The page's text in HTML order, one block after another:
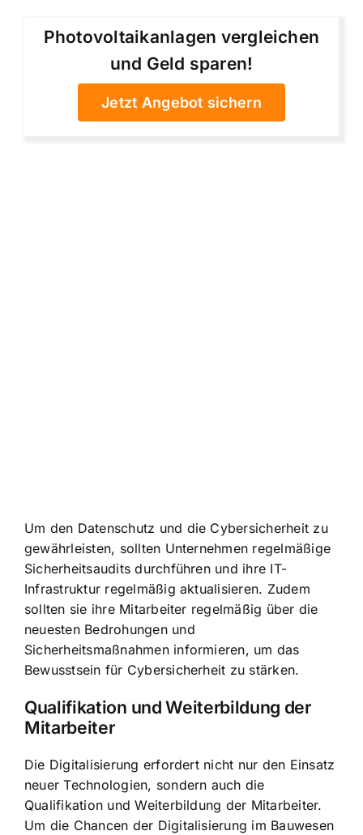
Photovoltaikanlagen vergleichen
und Geld sparen!
Jetzt Angebot sichern
Um den Datenschutz und die Cybersicherheit zu
gewährleisten, sollten Unternehmen regelmäßige
Sicherheitsaudits durchführen und ihre IT-
Infrastruktur regelmäßig aktualisieren. Zudem
sollten sie ihre Mitarbeiter regelmäßig über die
neuesten Bedrohungen und
Sicherheitsmaßnahmen informieren, um das
Bewusstsein für Cybersicherheit zu stärken.
Qualifikation und Weiterbildung der
Mitarbeiter
Die Digitalisierung erfordert nicht nur den Einsatz
neuer Technologien, sondern auch die
Qualifikation und Weiterbildung der Mitarbeiter.
Um die Chancen der Digitalisierung im Bauwesen